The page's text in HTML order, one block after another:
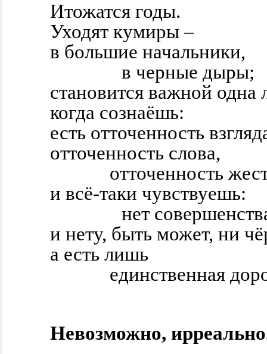
Итожатся годы.
Уходят кумиры –
в большие начальники,
в черные дыры;
становится важной одна
когда сознаёшь:
есть отточенность
отточенность слова,
отточенность
и всё-таки чувствуешь:
нет
и нету, быть может, ни
а есть лишь
единственная
Невозможно,